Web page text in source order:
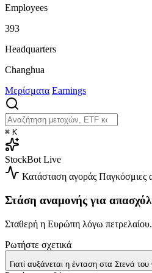
Employees
393
Headquarters
Changhua
Μερίσματα Earnings
⌘ K
StockBot Live
Κατάσταση αγοράς Παγκόσμιες
Στάση αναμονής για
Σταθερή η Ευρώπη λόγω
Ρωτήστε σχετικά
Γιατί αυξάνεται η ένταση στα Στενά